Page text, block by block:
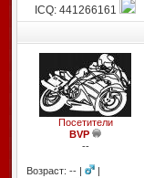
ICQ: 441266161
Посетители
BVP
--
Возраст: -- |
|